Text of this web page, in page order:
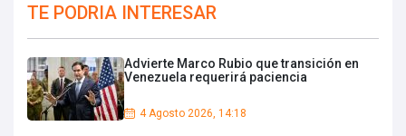
TE PODRIA INTERESAR
Advierte Marco Rubio que transición en
Venezuela requerirá paciencia
4 Agosto 2026, 14:18